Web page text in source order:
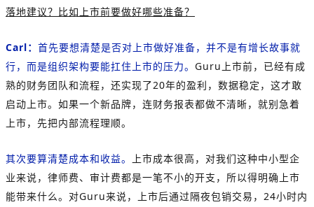
落地建议？比如上市前要做好哪些准备？
Carl： 首先要想清楚是否对上市做好准备， 并不是有增长故事就
行，而是组织架构要能扛住上市的压力。 Guru上市前，已经有成
熟的财务团队和流程，还实现了20年的盈利，数据稳定，这才敢
启动上市。如果一个新品牌，连财务报表都做不清晰，就别急着
上市，先把内部流程理顺。
其次要算清楚成本和收益。
上市成本很高，对我们这种中小型企
业来说，律师费、审计费都是一笔不小的开支，所以得明确上市
能带来什么。对Guru来说，上市后通过隔夜包销交易，24小时内